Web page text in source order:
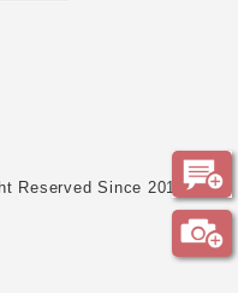
Reserved Since 2017